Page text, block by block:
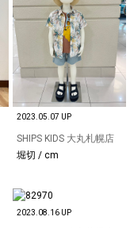
2023.05.07 UP
SHIPS KIDS 大丸札幌店
堀切 / cm
2023.08.16 UP